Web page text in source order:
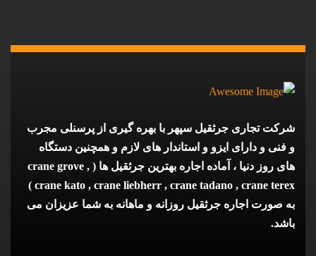
شرکت تجاری جرثقیل سپهر با بهره گیری از پرسنلی مجرب
و فنی و دارای ایزو و استاندار های لازم و همچنین دستگاه
های روز دنیا ، آماده اجاره بهترین جرثقیل ها ( crane grove ,
crane kato , crane liebherr , crane tadano , crane terex )
به صورت اجاره جرثقیل روزانه و ماهانه به شما عزیزان می
باشد.